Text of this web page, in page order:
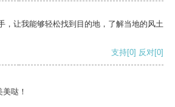
，让我能够轻松找到目的地，了解当地的风土
支持[0] 反对[0]
哒！